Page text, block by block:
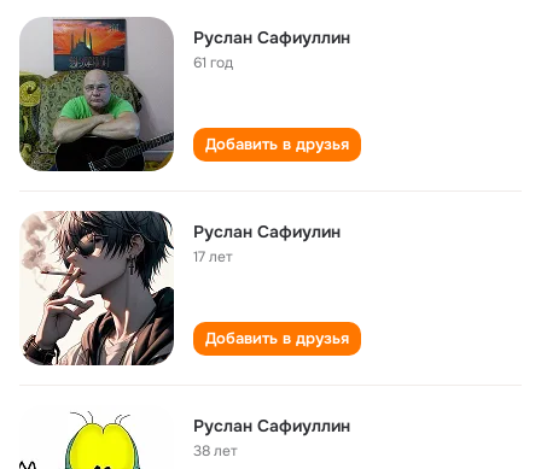
Руслан Сафиуллин
61 год
Добавить в друзья
Руслан Сафиулин
17 лет
Добавить в друзья
Руслан Сафиуллин
38 лет